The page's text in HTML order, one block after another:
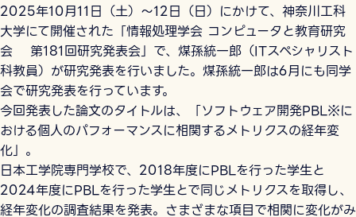
2025年10月11日（土）～12日（日）にかけて、神奈川工科
大学にて開催された「情報処理学会 コンピュータと教育研究
会 第181回研究発表会」で、煤孫統一郎（ITスペシャリスト
科教員）が研究発表を行いました。煤孫統一郎は6月にも同学
会で研究発表を行っています。
今回発表した論文のタイトルは、「ソフトウェア開発PBL※に
おける個人のパフォーマンスに相関するメトリクスの経年変
化」。
日本工学院専門学校で、2018年度にPBLを行った学生と
2024年度にPBLを行った学生とで同じメトリクスを取得し、
経年変化の調査結果を発表。さまざまな項目で相関に変化がみ